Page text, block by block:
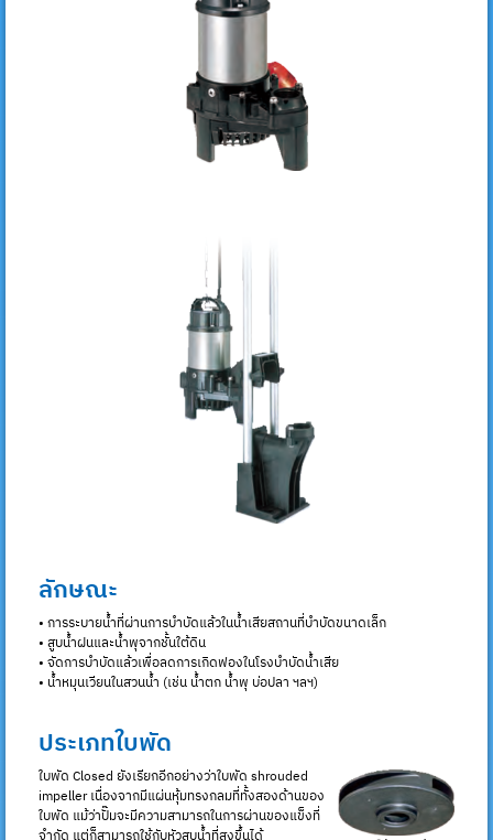
ลักษณะ
• การระบายน้ำที่ผ่านการบำบัดแล้วในน้ำเสียสถานที่บำบัดขนาดเล็ก
• สูบน้ำฝนและน้ำพุจากชั้นใต้ดิน
• จัดการบำบัดแล้วเพื่อลดการเกิดฟองในโรงบำบัดน้ำเสีย
• น้ำหมุนเวียนในสวนน้ำ (เช่น น้ำตก น้ำพุ บ่อปลา ฯลฯ)
ประเภทใบพัด
ใบพัด Closed ยังเรียกอีกอย่างว่าใบพัด shrouded
impeller เนื่องจากมีแผ่นหุ้มทรงกลมที่ทั้งสองด้านของ
ใบพัด แม้ว่าปั๊มจะมีความสามารถในการผ่านของแข็งที่
จำกัด แต่ก็สามารถใช้กับหัวสูบน้ำที่สูงขึ้นได้